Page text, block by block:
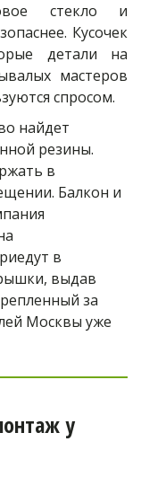
стекло и
Кусочек
детали на
мастеров
спросом.
найдет
резины.
в
Балкон и
в
выдав
за
Москвы уже
у